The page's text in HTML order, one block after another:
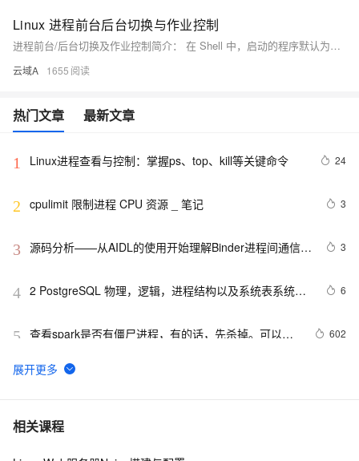
Linux 进程前台后台切换与作业控制
进程前台/后台切换及作业控制简介： 在 Shell 中，启动的程序默认为前台进程，会占用终端直到执行完毕。例如，执行 `./shella.sh` 时，终端会被占用。为避免不便，可将命令放到后台运行，如 `./shella.sh &`，此时终端命令行立即返回，可继续输入其他命令。 常用作业控制命令： - `fg %1`：将后台作业切换到前台。 - `Ctrl + Z`：暂停前台作业并放到后台。 - `bg %1`：让暂停的后台作业继续执行。 - `kill %1`：终止后台作业。 优先级调整：
云域A 1655
热门文章 最新文章
1 Linux进程查看与控制：掌握ps、top、kill等关键命令 24
2 cpulimit 限制进程 CPU 资源 _ 笔记 3
3 源码分析——从AIDL的使用开始理解Binder进程间通信的
3
4 2 PostgreSQL 物理，逻辑，进程结构以及系统表系统函
6
5 查看spark是否有僵尸进程，有的话，先杀掉。可以使
602
6 利用命名管道实现进程之间的通信 .........
7 Linux进程管理(第二版) --进程管理命令
相关课程